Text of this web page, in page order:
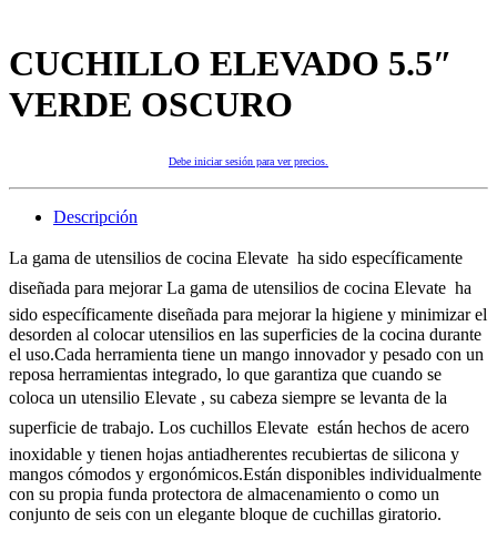
CUCHILLO ELEVADO 5.5″
VERDE OSCURO
Debe iniciar sesión para ver precios.
Descripción
La gama de utensilios de cocina Elevate  ha sido específicamente
diseñada para mejorar La gama de utensilios de cocina Elevate  ha
sido específicamente diseñada para mejorar la higiene y minimizar el
desorden al colocar utensilios en las superficies de la cocina durante
el uso.Cada herramienta tiene un mango innovador y pesado con un
reposa herramientas integrado, lo que garantiza que cuando se
coloca un utensilio Elevate , su cabeza siempre se levanta de la
superficie de trabajo. Los cuchillos Elevate  están hechos de acero
inoxidable y tienen hojas antiadherentes recubiertas de silicona y
mangos cómodos y ergonómicos.Están disponibles individualmente
con su propia funda protectora de almacenamiento o como un
conjunto de seis con un elegante bloque de cuchillas giratorio.